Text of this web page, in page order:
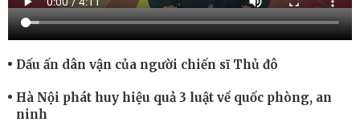
Dấu ấn dân vận của người chiến sĩ Thủ đô
Hà Nội phát huy hiệu quả 3 luật về quốc phòng, an
ninh